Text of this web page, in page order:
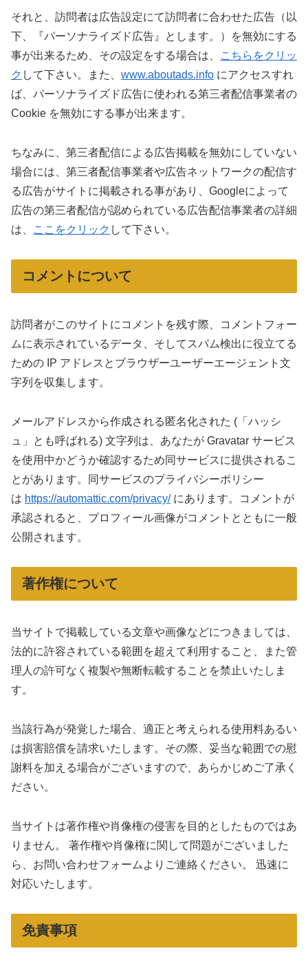
それと、訪問者は広告設定にて訪問者に合わせた広告（以
下、『パーソナライズド広告』とします。）を無効にする
事が出来るため、その設定をする場合は、
こちらをクリッ
ク して下さい。また、 www.aboutads.info にアクセスすれ
ば、パーソナライズド広告に使われる第三者配信事業者の
Cookie を無効にする事が出来ます。
ちなみに、第三者配信による広告掲載を無効にしていない
場合には、第三者配信事業者や広告ネットワークの配信す
る広告がサイトに掲載される事があり、Googleによって
広告の第三者配信が認められている広告配信事業者の詳細
は、
ここをクリック して下さい。
コメントについて
訪問者がこのサイトにコメントを残す際、コメントフォー
ムに表示されているデータ、そしてスパム検出に役立てる
ための IP アドレスとブラウザーユーザーエージェント文
字列を収集します。
メールアドレスから作成される匿名化された (「ハッシ
ュ」とも呼ばれる) 文字列は、あなたが Gravatar サービス
を使用中かどうか確認するため同サービスに提供されるこ
とがあります。同サービスのプライバシーポリシー
は https://automattic.com/privacy/にあります。コメントが
承認されると、プロフィール画像がコメントとともに一般
公開されます。
著作権について
当サイトで掲載している文章や画像などにつきましては、
法的に許容されている範囲を超えて利用すること、また管
理人の許可なく複製や無断転載することを禁止いたしま
す。
当該行為が発覚した場合、適正と考えられる使用料あるい
は損害賠償を請求いたします。その際、妥当な範囲での慰
謝料を加える場合がございますので、あらかじめご了承く
ださい。
当サイトは著作権や肖像権の侵害を目的としたものではあ
りません。 著作権や肖像権に関して問題がございました
ら、お問い合わせフォームよりご連絡ください。 迅速に
対応いたします。
免責事項